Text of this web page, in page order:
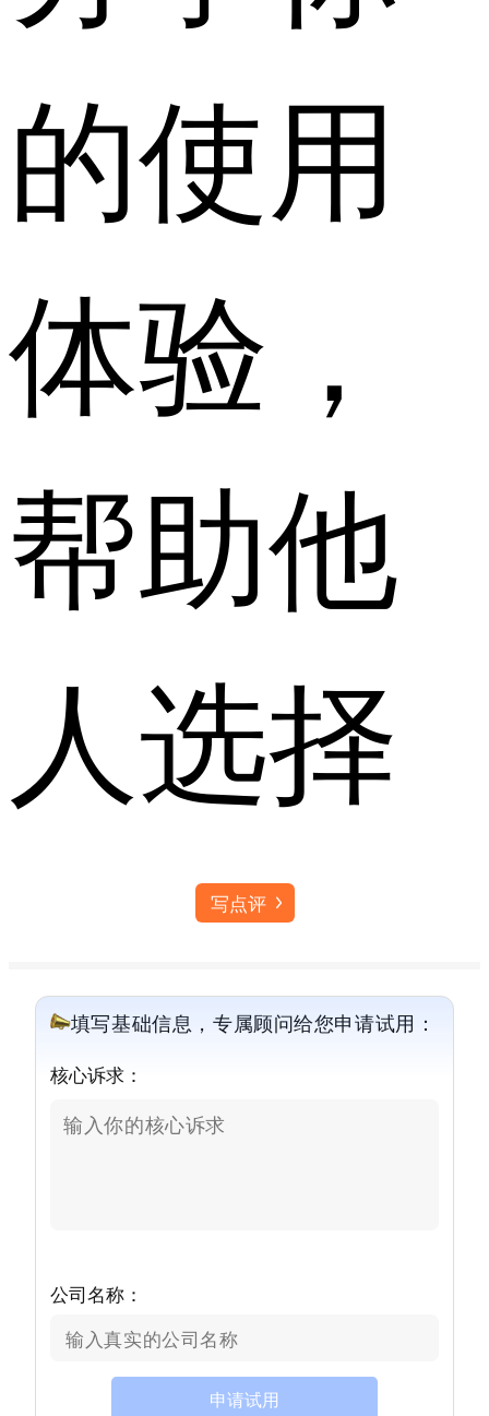
的使用
体验，
帮助他
人选择
写点评
填写基础信息，专属顾问给您申请试用：
核心诉求：
公司名称：
申请试用